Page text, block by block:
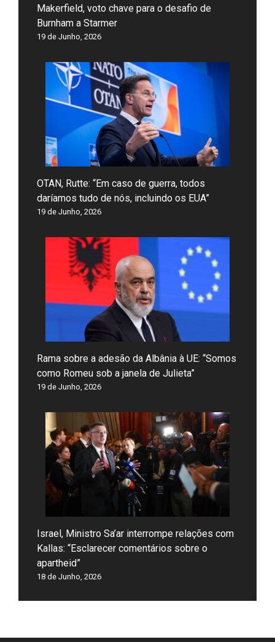
Makerfield, voto chave para o desafio de
Burnham a Starmer
19 de Junho, 2026
OTAN, Rutte: “Em caso de guerra, todos
daríamos tudo de nós, incluindo os EUA”
19 de Junho, 2026
Rama sobre a adesão da Albânia à UE: “Somos
como Romeu sob a janela de Julieta”
19 de Junho, 2026
Israel, Ministro Sa’ar interrompe relações com
Kallas: “Esclarecer comentários sobre o
apartheid”
18 de Junho, 2026